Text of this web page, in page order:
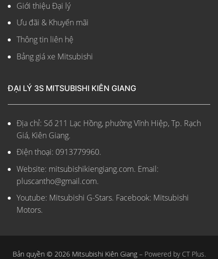
Giới thiệu Đại lý
Ưu đãi & Khuyến mãi
Thông tin liên hệ
Bảng giá xe Mitsubishi
ĐẠI LÝ 3S MITSUBISHI KIÊN GIANG
Địa chỉ: Số 211 Lạc Hồng, phường Vĩnh Hiệp, Tp. Rạch
Giá, Kiên Giang.
Điện thoại: 0913779960.
Website: mitsubishikiengiang.com. Email:
pluscantho@gmail.com.
Youtube: Mitsubishi G-Stars. Facebook: Mitsubishi
Motors.
Bản quyền © 2026 Mitsubishi Kiên Giang – Powered by CT Plus.